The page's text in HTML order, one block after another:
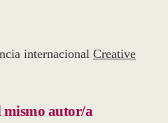
internacional Creative
mismo autor/a